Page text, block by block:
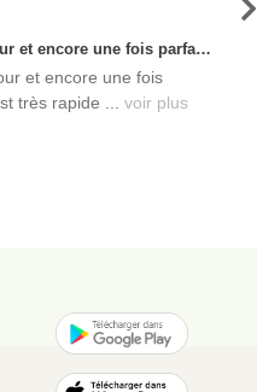
Nouvelle commande reçue ce jour et encore une fois parfaitement satisfaite, l'envoi est très rapide et les produits sont toujours conditionnés de manière personnalisés. L'avantage de commander auprès de créateurs indépendants.
et encore une fois
très rapide ... voir plus